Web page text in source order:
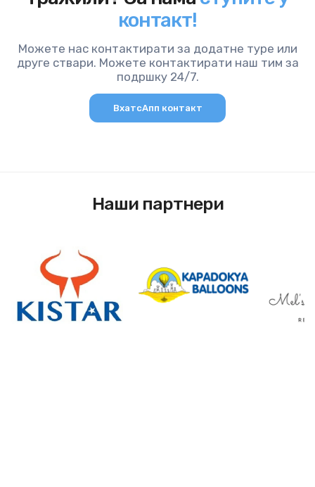
контакт!
Можете нас контактирати за додатне туре или
друге ствари. Можете контактирати наш тим за
подршку 24/7.
ВхатсАпп контакт
Наши партнери